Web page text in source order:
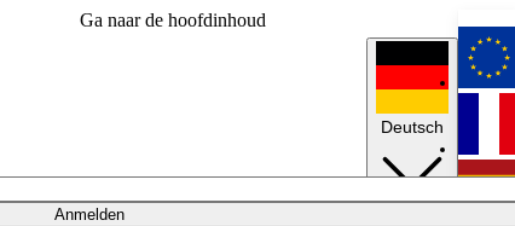
Ga naar de hoofdinhoud
Anmelden
Deutsch